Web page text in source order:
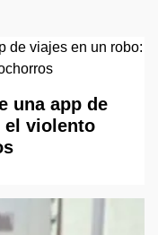
una app de
el violento